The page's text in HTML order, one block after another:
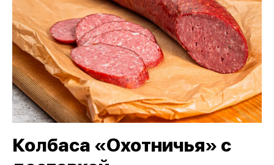
Колбаса «Охотничья» с